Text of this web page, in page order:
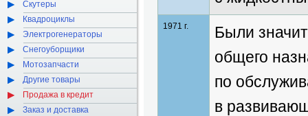
1971 г.
Были
общего
по
в
Скутеры
Квадроциклы
Электрогенераторы
Снегоуборщики
Мотозапчасти
Другие товары
Продажа в кредит
Заказ и доставка